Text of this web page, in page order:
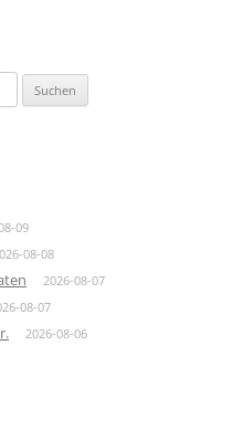
09
08-08
2026-08-07
08-07
2026-08-06